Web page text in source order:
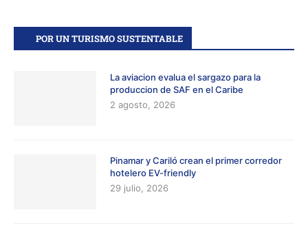
POR UN TURISMO SUSTENTABLE
La aviacion evalua el sargazo para la
produccion de SAF en el Caribe
2 agosto, 2026
Pinamar y Cariló crean el primer corredor
hotelero EV-friendly
29 julio, 2026